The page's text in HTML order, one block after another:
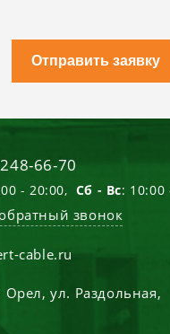
Отправить заявку
248-66-70
- 20:00, Сб - Вс: 10:00
звонок
cable.ru
Орел,ул. Раздольная,